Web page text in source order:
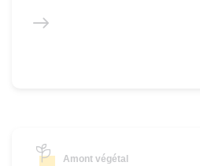
Amont végétal